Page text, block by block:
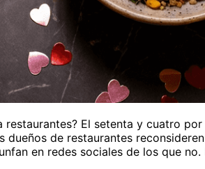
restaurantes? El setenta y cuatro
de restaurantes
en redes sociales de los que no.